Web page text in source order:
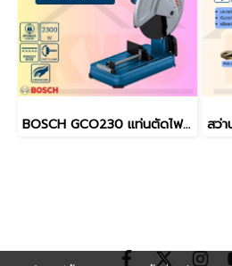
BOSCH GCO230 แท่นตัดไฟเบอร์/ไฟเบอร์ตัดเหล็ก 14นิ้ว (เฉพาะเครื่อง) (ของแท้ประกันศูนย์/พร้อมส่ง)